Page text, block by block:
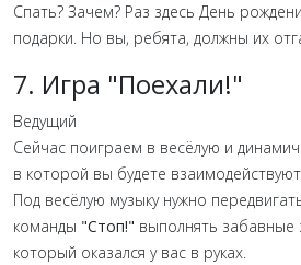
Спать? Зачем? Раз здесь День
подарки. Но вы, ребята, должны их
7. Игра "Поехали!"
Ведущий
Сейчас поиграем в весёлую и
в которой вы будете
Под весёлую музыку нужно
команды "Стоп!" выполнять забавные
который оказался у вас в руках.